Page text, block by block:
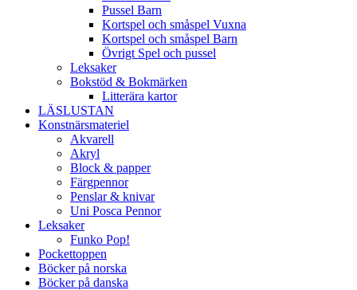
Pussel Barn
Kortspel och småspel Vuxna
Kortspel och småspel Barn
Övrigt Spel och pussel
Leksaker
Bokstöd & Bokmärken
Litterära kartor
LÄSLUSTAN
Konstnärsmateriel
Akvarell
Akryl
Block & papper
Färgpennor
Penslar & knivar
Uni Posca Pennor
Leksaker
Funko Pop!
Pockettoppen
Böcker på norska
Böcker på danska